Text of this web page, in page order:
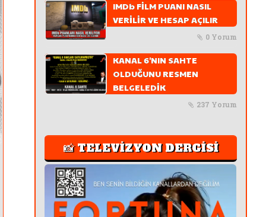
IMDb FİLM PUANI NASIL
VERİLİR VE HESAP AÇILIR
0 Yorum
KANAL 6'NIN SAHTE
OLDUĞUNU RESMEN
BELGELEDİK
237 Yorum
📸 TELEVİZYON DERGİSİ